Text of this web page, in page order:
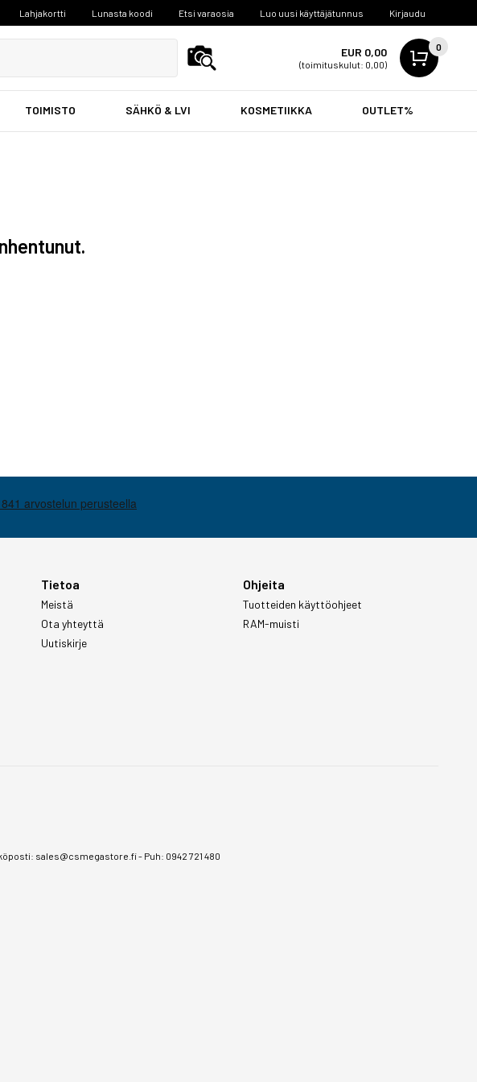
Lahjakortti Lunasta koodi Etsi varaosia Luo uusi käyttäjätunnus Kirjaudu
EUR 0,00
(toimituskulut: 0,00)
0
TOIMISTO SÄHKÖ & LVI KOSMETIIKKA OUTLET%
Tietoa
Meistä
Ota yhteyttä
Uutiskirje
Ohjeita
Tuotteiden käyttöohjeet
RAM-muisti
sales@csmegastore.fi- Puh: 0942 721 480